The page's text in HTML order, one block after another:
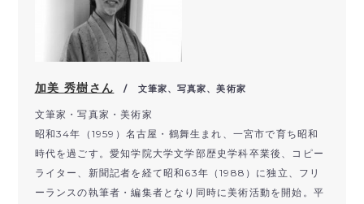
加美 秀樹さん / 文筆家、写真家、美術家
文筆家・写真家・美術家
昭和34年（1959）名古屋・鶴舞生まれ、一宮市で育ち昭和
時代を過ごす。愛知学院大学文学部歴史学科卒業後、コピー
ライター、新聞記者を経て昭和63年（1988）に独立、フリ
ーランスの執筆者・編集者となり同時に美術活動を開始。平